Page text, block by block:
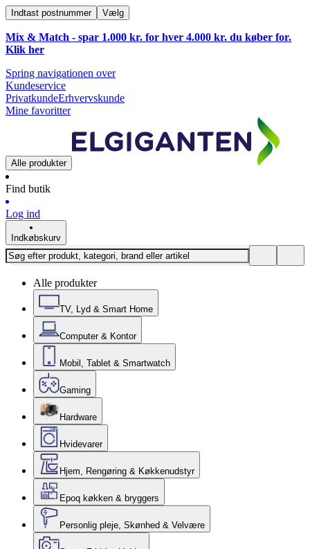
Indtast postnummer Vælg
Mix & Match - spar 1.000 kr. for hver 4.000 kr. du køber for.
Klik her
Spring navigationen over
Kundeservice
PrivatkundeErhvervskunde
Mine favoritter
Alle produkter
Find butik
Log ind
Indkøbskurv
Alle produkter
TV, Lyd & Smart Home
Computer & Kontor
Mobil, Tablet & Smartwatch
Gaming
Hardware
Hvidevarer
Hjem, Rengøring & Køkkenudstyr
Epoq køkken & bryggers
Personlig pleje, Skønhed & Velvære